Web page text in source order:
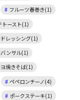
フルーツ春巻き(1)
トースト(1)
レッシング(1)
ンサル(1)
焼きそば(1)
ペペロンチーノ(4)
ポークステーキ(1)